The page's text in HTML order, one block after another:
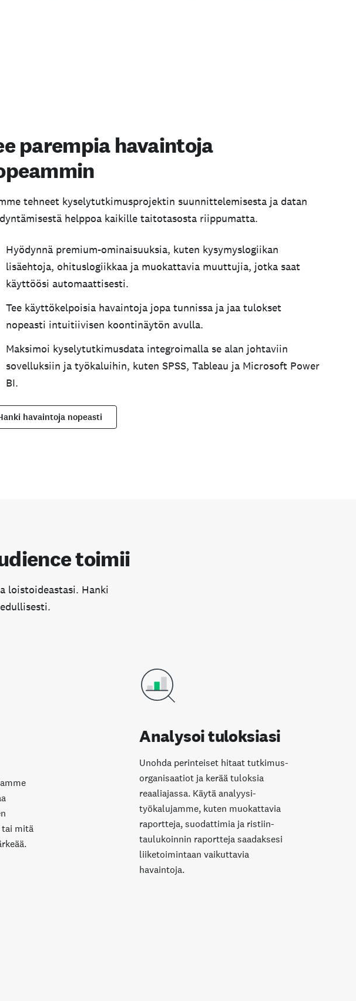
parempia havaintoja
tehneet kyselytutkimusprojektin suunnittelemisesta ja datan
helppoa kaikille taitotasosta riippumatta.
Hyödynnä premium-ominaisuuksia, kuten kysymyslogiikan
lisäehtoja, ohituslogiikkaa ja muokattavia muuttujia, jotka saat
käyttöösi automaattisesti.
Tee käyttökelpoisia havaintoja jopa tunnissa ja jaa tulokset
nopeasti intuitiivisen koontinäytön avulla.
Maksimoi kyselytutkimusdata integroimalla se alan johtaviin
sovelluksiin ja työkaluihin, kuten SPSS, Tableau ja Microsoft Power
BI.
havaintoja nopeasti
toimii
loistoideastasi. Hanki
mitä
Analysoi tuloksiasi
Unohda perinteiset hitaat tutkimus­
organisaatiot ja kerää tuloksia
reaaliajassa. Käytä analyysi­
työkalujamme, kuten muokattavia
raportteja, suodattimia ja ristiin­
taulukoinnin raportteja saadaksesi
liiketoimintaan vaikuttavia
havaintoja.